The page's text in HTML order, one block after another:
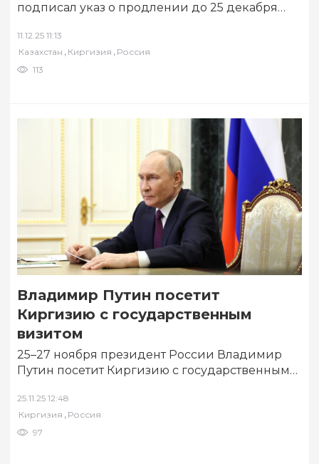
подписал указ о продлении до 25 декабря
транспортом из Казахстана…
11.12.25 11:13
Казахстан , Киргизия , Россия
113
Владимир Путин посетит
Киргизию с государственным
визитом
25–27 ноября президент России Владимир
Путин посетит Киргизию с государственным
заседании Совета…
25.11.25 12:48
Киргизия , Россия
97